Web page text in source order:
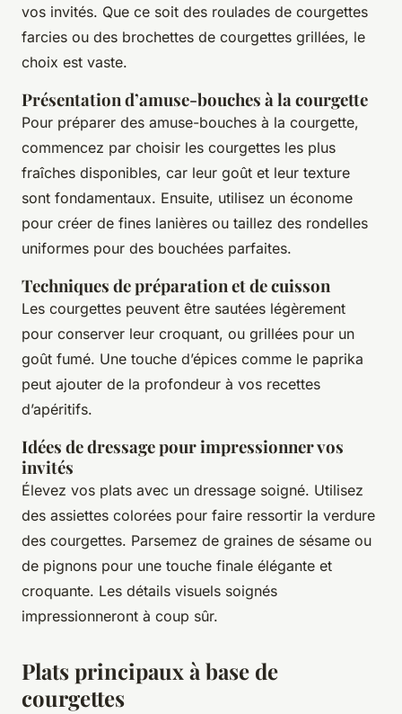
vos invités. Que ce soit des roulades de courgettes
farcies ou des brochettes de courgettes grillées, le
choix est vaste.
Présentation d’amuse-bouches à la courgette
Pour préparer des amuse-bouches à la courgette,
commencez par choisir les courgettes les plus
fraîches disponibles, car leur goût et leur texture
sont fondamentaux. Ensuite, utilisez un économe
pour créer de fines lanières ou taillez des rondelles
uniformes pour des bouchées parfaites.
Techniques de préparation et de cuisson
Les courgettes peuvent être sautées légèrement
pour conserver leur croquant, ou grillées pour un
goût fumé. Une touche d’épices comme le paprika
peut ajouter de la profondeur à vos recettes
d’apéritifs.
Idées de dressage pour impressionner vos
invités
Élevez vos plats avec un dressage soigné. Utilisez
des assiettes colorées pour faire ressortir la verdure
des courgettes. Parsemez de graines de sésame ou
de pignons pour une touche finale élégante et
croquante. Les détails visuels soignés
impressionneront à coup sûr.
Plats principaux à base de
courgettes